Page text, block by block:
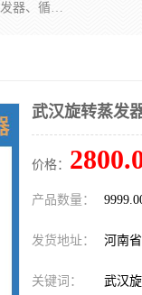
郑州杜甫仪器厂主营：低温冷却液循环泵、加热模块、水热合成反应釜、水油浴锅、旋转蒸发器、循环水真空泵等产品。郑州杜甫仪器厂在众多的教学仪器行业中依靠科技力量扬长避短、迅速发展，成为国家教委*生产教学仪器的厂家，产品具有国内良好水平，主导产品通过ISO9002质量认证。
武汉旋转蒸发
价格：
产品数量：
发货地址： 河南
关键词： 武汉